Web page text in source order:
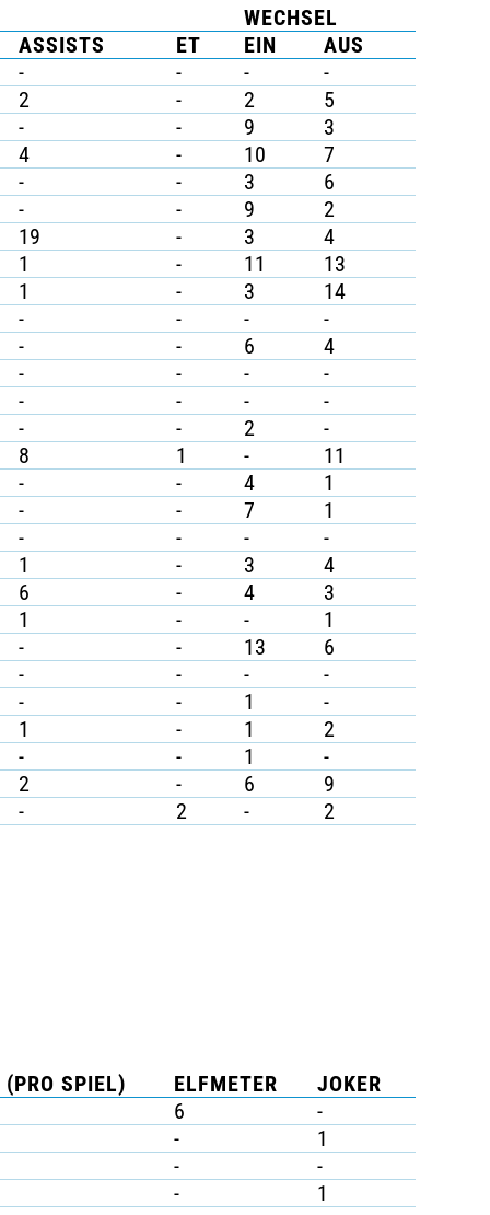
WECHSEL
ASSISTS ET EIN
AUS
- - -
-
2 - 2
5
- - 9
3
4 - 10
7
- - 3
6
- - 9
2
19 - 3
4
1 - 11
13
1 - 3
14
- - -
-
- - 6
4
- - -
-
- - -
-
- - 2
-
8 1 -
11
- - 4
1
- - 7
1
- - -
-
1 - 3
4
6 - 4
3
1 - -
1
- - 13
6
- - -
-
- - 1
-
1 - 1
2
- - 1
-
2 - 6
9
- 2 - 2
(PRO SPIEL) ELFMETER
JOKER
6
-
-
1
-
-
-
1